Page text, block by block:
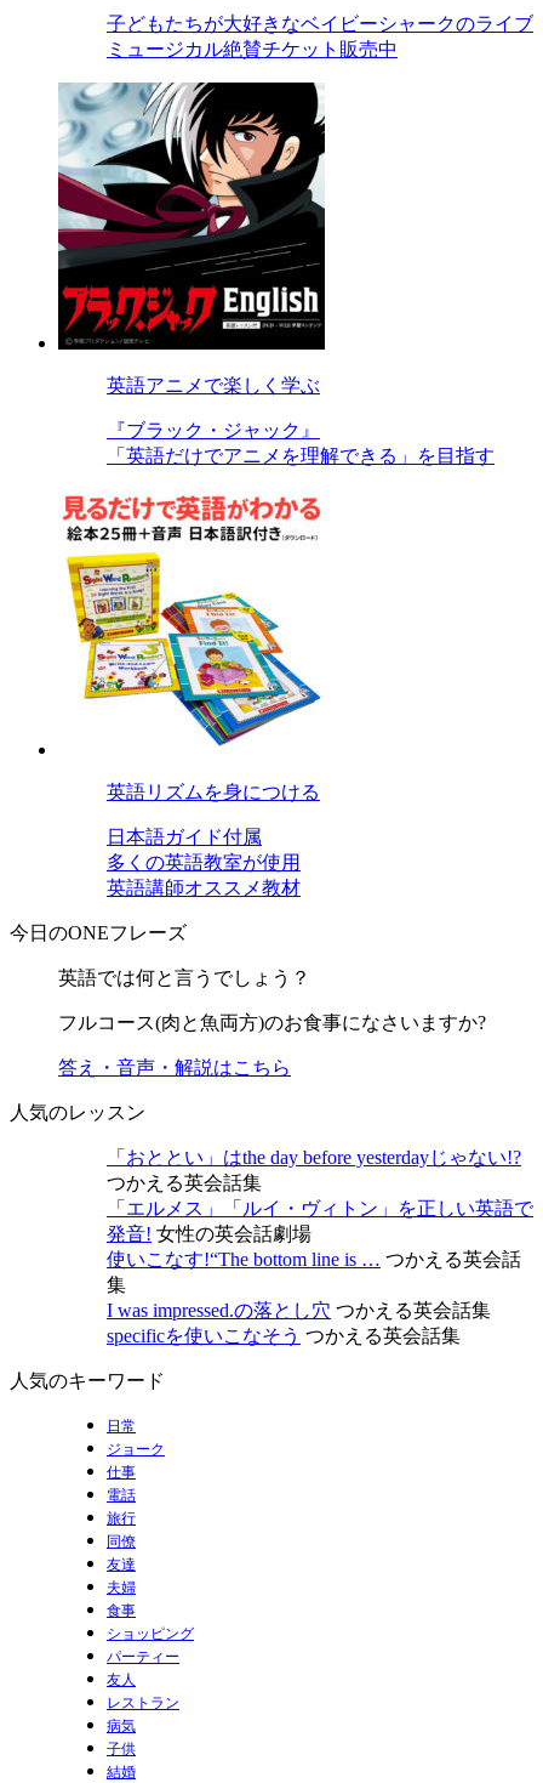
子どもたちが大好きなベイビーシャークのライブ
ミュージカル絶賛チケット販売中
英語アニメで楽しく学ぶ
『ブラック・ジャック』
「英語だけでアニメを理解できる」を目指す
英語リズムを身につける
日本語ガイド付属
多くの英語教室が使用
英語講師オススメ教材
今日のONEフレーズ
英語では何と言うでしょう？
フルコース(肉と魚両方)のお食事になさいますか?
答え・音声・解説はこちら
人気のレッスン
「おととい」はthe day before yesterdayじゃない!?
つかえる英会話集
「エルメス」「ルイ・ヴィトン」を正しい英語で
発音! 女性の英会話劇場
使いこなす!“The bottom line is … つかえる英会話
集
I was impressed.の落とし穴 つかえる英会話集
specificを使いこなそう つかえる英会話集
人気のキーワード
日常
ジョーク
仕事
電話
旅行
同僚
友達
夫婦
食事
ショッピング
パーティー
友人
レストラン
病気
子供
結婚